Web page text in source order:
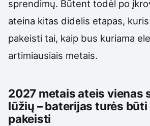
sprendimų. Būtent todėl po
ateina kitas didelis etapas,
pakeisti tai, kaip bus kuriama
artimiausiais metais.
2027 metais ateis vienas
lūžių – baterijas turės
pakeisti